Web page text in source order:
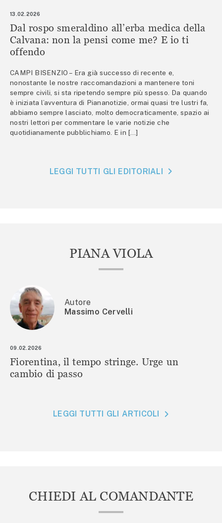
13.02.2026
Dal rospo smeraldino all’erba medica della
Calvana: non la pensi come me? E io ti
offendo
CAMPI BISENZIO – Era già successo di recente e,
nonostante le nostre raccomandazioni a mantenere toni
sempre civili, si sta ripetendo sempre più spesso. Da quando
è iniziata l’avventura di Piananotizie, ormai quasi tre lustri fa,
abbiamo sempre lasciato, molto democraticamente, spazio ai
nostri lettori per commentare le varie notizie che
quotidianamente pubblichiamo. E in […]
LEGGI TUTTI GLI EDITORIALI
PIANA VIOLA
Autore
Massimo Cervelli
09.02.2026
Fiorentina, il tempo stringe. Urge un
cambio di passo
LEGGI TUTTI GLI ARTICOLI
CHIEDI AL COMANDANTE